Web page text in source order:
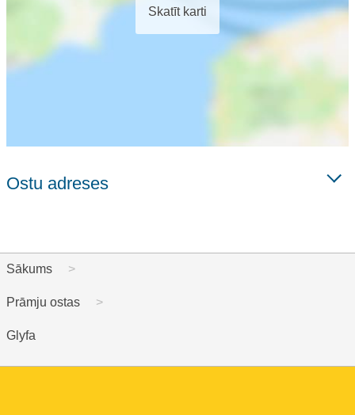
Skatīt karti
Ostu adreses
Sākums
Prāmju ostas
Glyfa